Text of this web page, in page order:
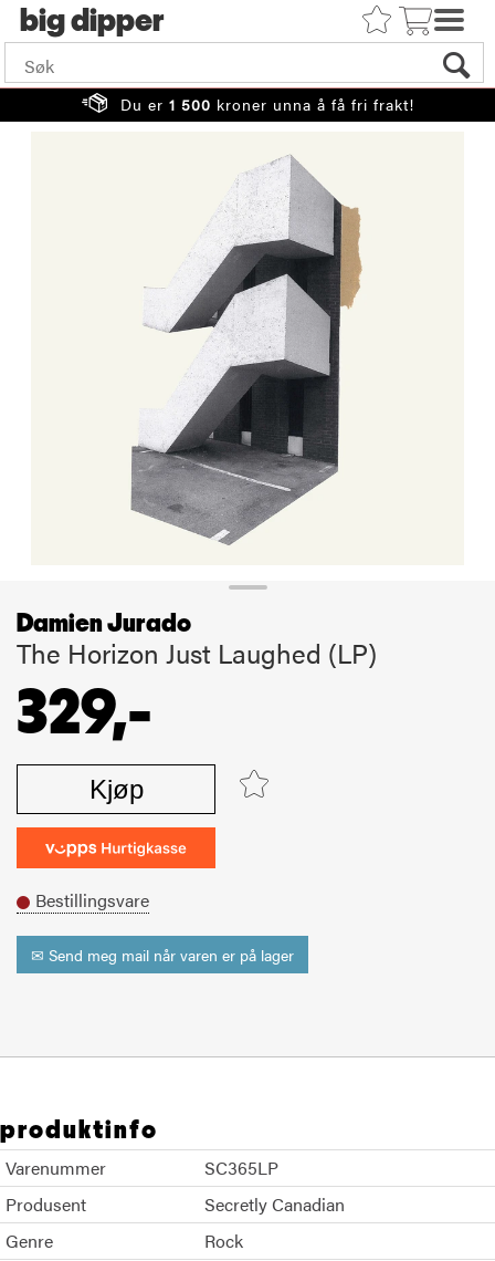
big
Du er 1 500 kroner unna å få fri frakt!
Damien Jurado
The Horizon Just Laughed (LP)
329,-
Kjøp
Bestillingsvare
✉ Send meg mail når varen er på lager
produktinfo
Varenummer
SC365LP
Produsent
Secretly Canadian
Genre
Rock